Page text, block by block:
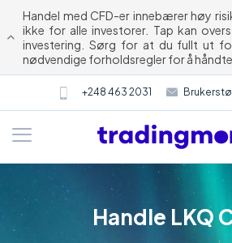
Handel med CFD-er innebærer høy
ikke for alle investorer. Tap kan
investering. Sørg for at du fullt ut
nødvendige forholdsregler for å
+248 463 2031
Handle LKQ